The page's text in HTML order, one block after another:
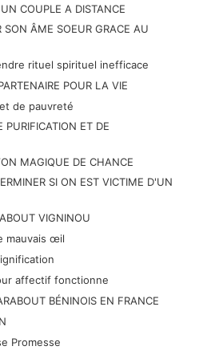
COUPLE A DISTANCE
ÂME SOEUR GRACE AU
rituel spirituel inefficace
POUR LA VIE
de pauvreté
PURIFICATION ET DE
MAGIQUE DE CHANCE
SI ON EST VICTIME D'UN
VIGNINOU
mauvais œil
affectif fonctionne
BÉNINOIS EN FRANCE
Promesse